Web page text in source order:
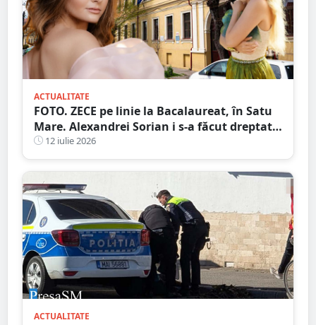
ACTUALITATE
FOTO. ZECE pe linie la Bacalaureat, în Satu
Mare. Alexandrei Sorian i s-a făcut dreptate
după contestații
12 iulie 2026
ACTUALITATE